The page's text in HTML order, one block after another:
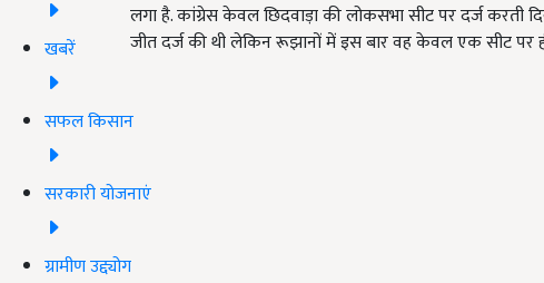
खबरें
सफल किसान
सरकारी योजनाएं
ग्रामीण उद्द्योग
लगा है. कांग्रेस केवल छिदवाड़ा की लोकसभा सीट पर दर्ज करती
जीत दर्ज की थी लेकिन रूझानों में इस बार वह केवल एक सीट पर